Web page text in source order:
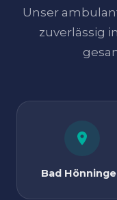
Unser
zuverlässig
Bad